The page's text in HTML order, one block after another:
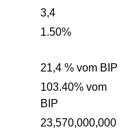
3,4
1.50%
21,4 % vom BIP
103.40% vom
BIP
23,570,000,000